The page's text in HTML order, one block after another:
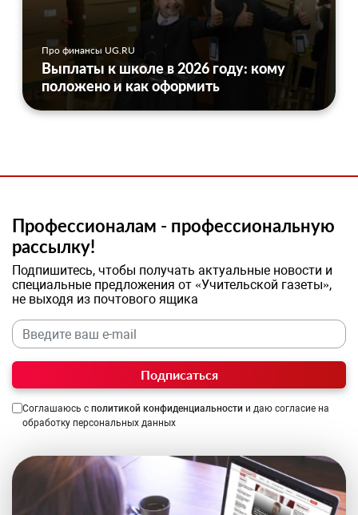
Про финансы UG.RU
Выплаты к школе в 2026 году: кому
положено и как оформить
Профессионалам - профессиональную
рассылку!
Подпишитесь, чтобы получать актуальные новости и
специальные предложения от «Учительской газеты»,
не выходя из почтового ящика
Подписаться
Соглашаюсь с политикой конфиденциальности и даю согласие на
обработку персональных данных